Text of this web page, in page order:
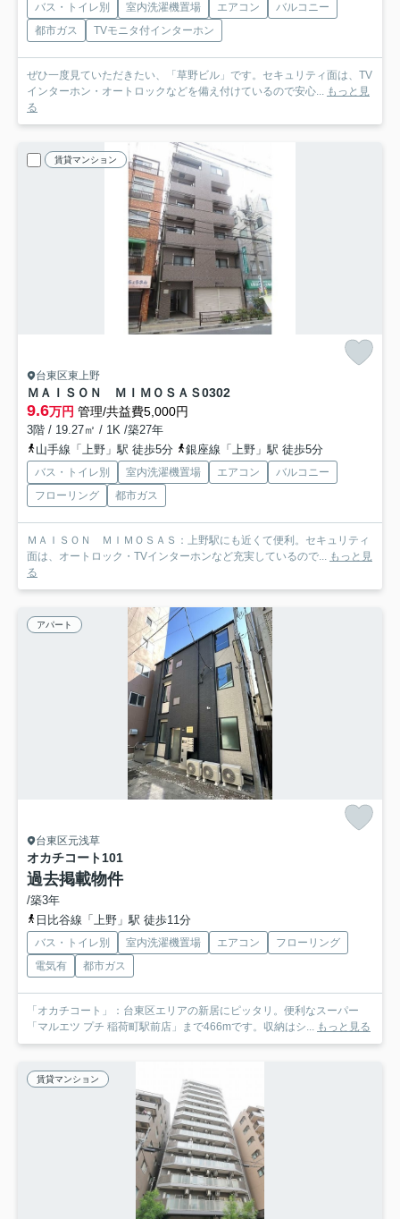
バス・トイレ別 室内洗濯機置場 エアコン
バルコニー
都市ガス
TVモニタ付インターホン
ぜひ一度見ていただきたい、「草野ビル」です。セキュリティ面は、TV
インターホン・オートロックなどを備え付けているので安心... もっと見
る
賃貸マンション
台東区東上野
ＭＡＩＳＯＮ ＭＩＭＯＳＡＳ0302
9.6万円 管理/共益費5,000円
3階 / 19.27㎡ / 1K /築27年
山手線「上野」駅 徒歩5分
銀座線「上野」駅 徒歩5分
バス・トイレ別 室内洗濯機置場 エアコン
バルコニー
フローリング
都市ガス
ＭＡＩＳＯＮ ＭＩＭＯＳＡＳ：上野駅にも近くて便利。セキュリティ
面は、オートロック・TVインターホンなど充実しているので... もっと見
る
アパート
台東区元浅草
オカチコート101
過去掲載物件
/築3年
日比谷線「上野」駅 徒歩11分
バス・トイレ別 室内洗濯機置場 エアコン
フローリング
電気有
都市ガス
「オカチコート」：台東区エリアの新居にピッタリ。便利なスーパー
「マルエツ プチ 稲荷町駅前店」まで466mです。収納はシ... もっと見る
賃貸マンション